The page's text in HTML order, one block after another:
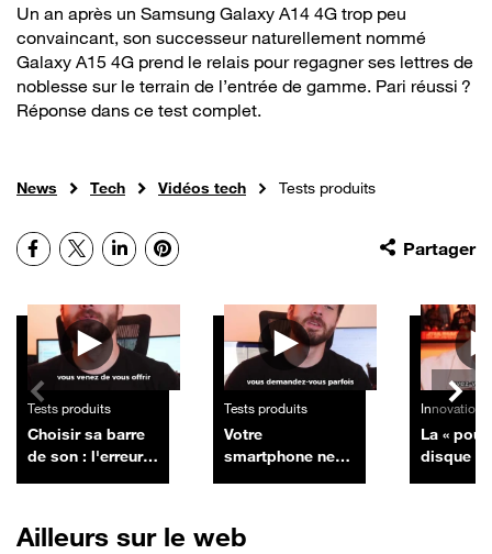
Un an après un Samsung Galaxy A14 4G trop peu
convaincant, son successeur naturellement nommé
Galaxy A15 4G prend le relais pour regagner ses lettres de
noblesse sur le terrain de l’entrée de gamme. Pari réussi ?
Réponse dans ce test complet.
News Tech Vidéos tech Tests produits
Partager
Facebook
X LinkedInPinterest
Autres vidéos
Tests produits
Choisir sa barre
de son : l'erreur à
Tests produits
Votre
smartphone ne
changer ?
Innovation
La «
disque »
Ailleurs sur le web